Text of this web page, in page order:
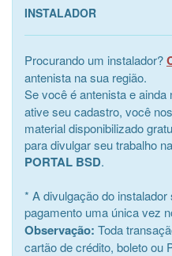
INSTALADOR
Procurando um instalador?
antenista na sua região.
Se você é antenista e ainda
ative seu cadastro, você
material disponibilizado
para divulgar seu trabalho
PORTAL BSD.
* A divulgação do
pagamento uma única vez
Observação: Toda
cartão de crédito, boleto ou